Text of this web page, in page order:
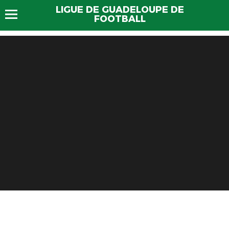
LIGUE DE GUADELOUPE DE
FOOTBALL